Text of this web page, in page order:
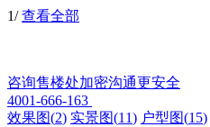
1/ 查看全部
咨询售楼处加密沟通更安全
4001-666-163
效果图(2) 实景图(11) 户型图(15)